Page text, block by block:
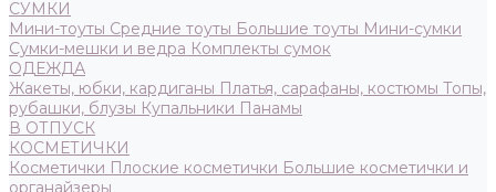
СУМКИ
Мини-тоуты Средние тоуты Большие тоуты Мини-сумки
Сумки-мешки и ведра Комплекты сумок
ОДЕЖДА
Жакеты, юбки, кардиганы Платья, сарафаны, костюмы Топы,
рубашки, блузы Купальники Панамы
В ОТПУСК
КОСМЕТИЧКИ
Косметички Плоские косметички Большие косметички и
органайзеры